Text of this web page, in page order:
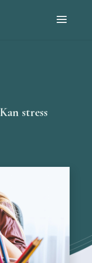
stress